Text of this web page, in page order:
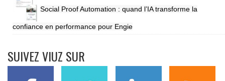
Social Proof Automation : quand l’IA transforme la
confiance en performance pour Engie
SUIVEZ VIUZ SUR